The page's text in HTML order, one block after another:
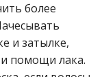
более
и затылке,
помощи лака.